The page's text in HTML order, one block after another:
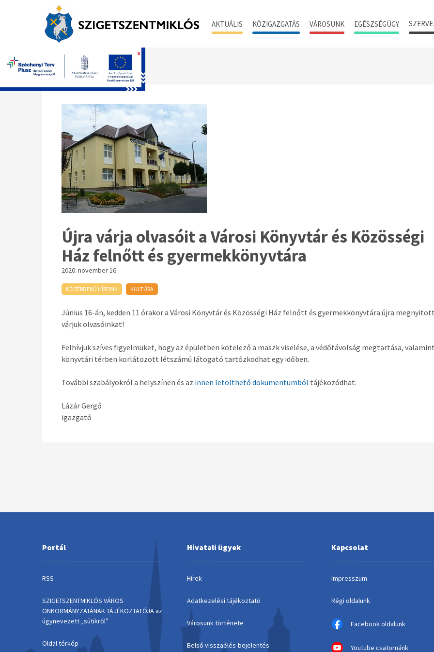
AKTUÁLIS KÖZIGAZGATÁS VÁROSUNK EGÉSZSÉGÜGY
x
Főoldal
Újra várja olvasóit a Városi Könyvtár és Közösségi
Ház felnőtt és gyermekkönyvtára
2020. november 16.
KÖZÉRDEKŰ HÍREINK KULTÚRA
Június 16-án, kedden 11 órakor a Városi Könyvtár és Közösségi Ház felnőtt és gyermekkönyvtára újra
várjuk olvasóinkat!
Felhívjuk szíves figyelmüket, hogy az épületben kötelező a maszk viselése, a védőtávolság megtartása,
könyvtári térben korlátozott létszámú látogató tartózkodhat egy időben.
További szabályokról a helyszínen és az innen letölthető dokumentumból tájékozódhat.
Lázár Gergő
igazgató
Portál
RSS
SZIGETSZENTMIKLÓS VÁROS
ÖNKORMÁNYZATÁNAK TÁJÉKOZTATÓJA az
úgynevezett „sütikről”
Oldal térkép
Hivatali ügyek
Hírek
Adatkezelési tájékoztató
Városunk története
Belső visszaélés-bejelentés
Kapcsolat
Impresszum
Régi oldalunk
Facebook oldalunk
Youtube csatornánk